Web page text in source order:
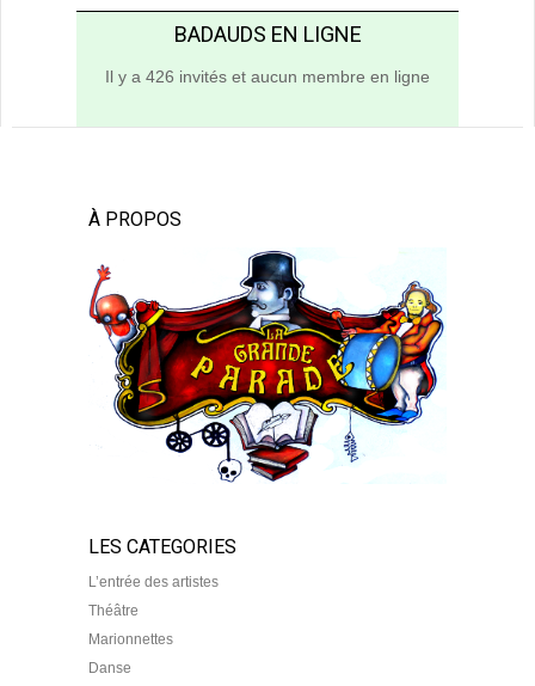
BADAUDS EN LIGNE
Il y a 426 invités et aucun membre en ligne
À PROPOS
LES CATEGORIES
L’entrée des artistes
Théâtre
Marionnettes
Danse